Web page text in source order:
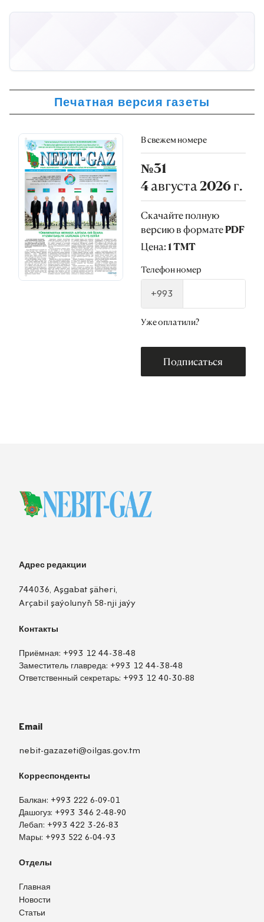
Печатная версия газеты
В свежем номере
№31
4 августа 2026 г.
Скачайте полную
версию в формате PDF
Цена: 1 TMT
Телефон номер
+993
Уже оплатили?
Подписаться
Адрес редакции
744036, Aşgabat şäheri,
Arçabil şaýolunyň 58-nji jaýy
Контакты
Приёмная: +993 12 44-38-48
Заместитель главреда: +993 12 44-38-48
Ответственный секретарь: +993 12 40-30-88
Email
nebit-gazazeti@oilgas.gov.tm
Корреспонденты
Балкан: +993 222 6-09-01
Дашогуз: +993 346 2-48-90
Лебап: +993 422 3-26-83
Мары: +993 522 6-04-93
Отделы
Главная
Новости
Статьи